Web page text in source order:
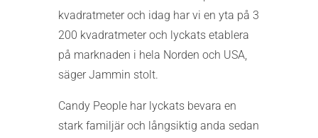
kvadratmeter och idag har vi en yta på 3
200 kvadratmeter och lyckats etablera
på marknaden i hela Norden och USA,
säger Jammin stolt.
Candy People har lyckats bevara en
stark familjär och långsiktig anda sedan